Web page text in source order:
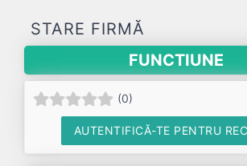
STARE FIRMĂ
FUNCTIUNE
(0)
AUTENTIFICĂ-TE PENTRU